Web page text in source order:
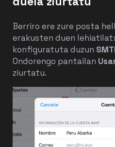
Berriro ere zure posta
erakusten duen
konfiguratuta duzun
Ondorengo pantailan
ziurtatu.